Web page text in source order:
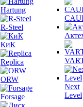
Hartung
R-Steel
КиК
Replica
ORW
Forsage
Next
Level